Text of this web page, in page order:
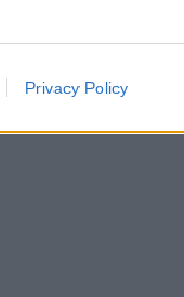
Privacy Policy